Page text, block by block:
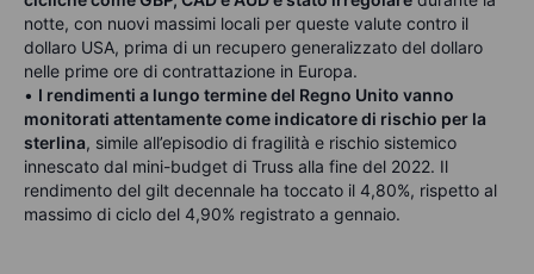
notte, con nuovi massimi locali per queste valute contro il
dollaro USA, prima di un recupero generalizzato del dollaro
nelle prime ore di contrattazione in Europa.
• I rendimenti a lungo termine del Regno Unito vanno
monitorati attentamente come indicatore di rischio per la
sterlina, simile all’episodio di fragilità e rischio sistemico
innescato dal mini-budget di Truss alla fine del 2022. Il
rendimento del gilt decennale ha toccato il 4,80%, rispetto al
massimo di ciclo del 4,90% registrato a gennaio.